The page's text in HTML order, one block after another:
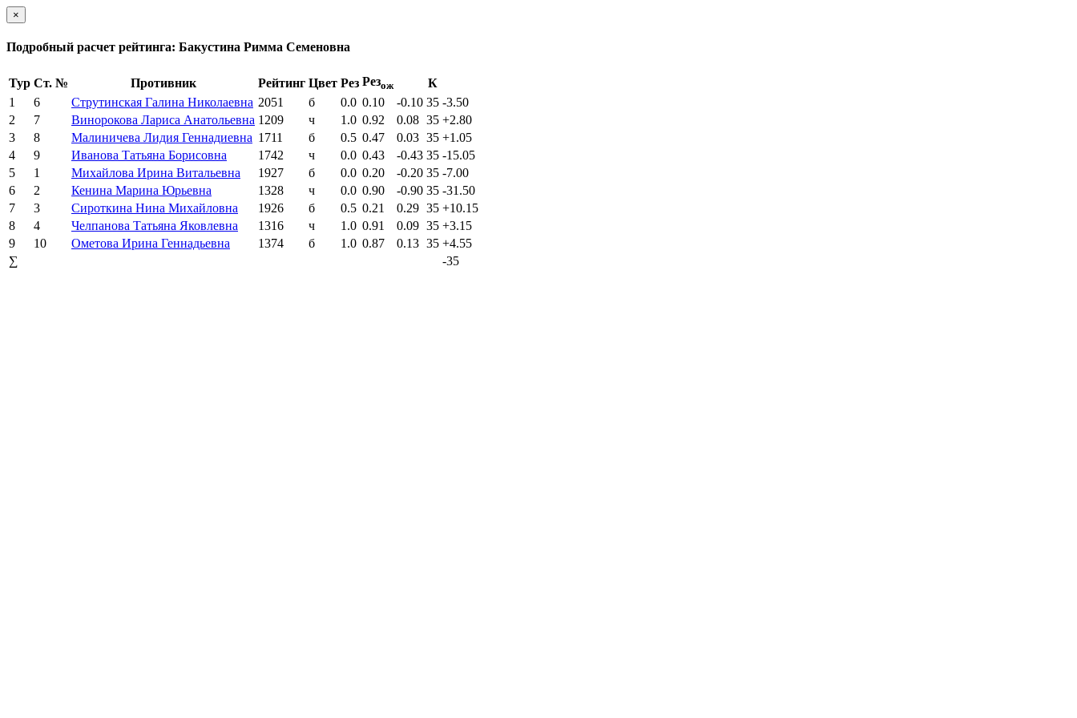
×
Подробный расчет рейтинга: Бакустина Римма Семеновна
Тур Ст. № Противник Рейтинг Цвет Рез Резож
К
1
6 Струтинская Галина Николаевна 2051 б 0.0 0.10 -0.10 35 -3.50
2
7 Винорокова Лариса Анатольевна 1209 ч 1.0 0.92 0.08 35 +2.80
3
8 Малиничева Лидия Геннадиевна 1711 б 0.5 0.47 0.03 35 +1.05
4
9 Иванова Татьяна Борисовна 1742 ч 0.0 0.43 -0.43 35 -15.05
5
1 Михайлова Ирина Витальевна 1927 б 0.0 0.20 -0.20 35 -7.00
6
2 Кенина Марина Юрьевна 1328 ч 0.0 0.90 -0.90 35 -31.50
7
3 Сироткина Нина Михайловна 1926 б 0.5 0.21 0.29 35 +10.15
8
4 Челпанова Татьяна Яковлевна 1316 ч 1.0 0.91 0.09 35 +3.15
9
10 Ометова Ирина Геннадьевна 1374 б 1.0 0.87 0.13 35 +4.55
∑
-35